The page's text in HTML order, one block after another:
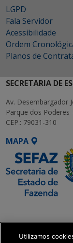
LGPD
Fala Servidor
Acessibilidade
Ordem
Planos de
SECRETARIA DE
Av. Desembargador
Parque dos
CEP.: 79031-310
MAPA
Executiva de
Transformação
Utilizamos